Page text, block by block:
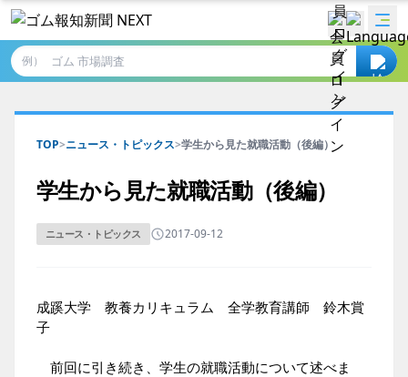
例）
TOP>ニュース・トピックス>学生から見た就職活動（後編）
学生から見た就職活動（後編）
ニュース・トピックス 2017-09-12
成蹊大学 教養カリキュラム 全学教育講師 鈴木賞
子
前回に引き続き、学生の就職活動について述べま